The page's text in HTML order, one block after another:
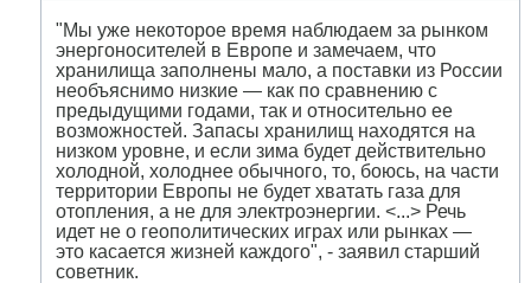
"Мы уже некоторое время наблюдаем за рынком
энергоносителей в Европе и замечаем, что
хранилища заполнены мало, а поставки из России
необъяснимо низкие — как по сравнению с
предыдущими годами, так и относительно ее
возможностей. Запасы хранилищ находятся на
низком уровне, и если зима будет действительно
холодной, холоднее обычного, то, боюсь, на части
территории Европы не будет хватать газа для
отопления, а не для электроэнергии. <...> Речь
идет не о геополитических играх или рынках —
это касается жизней каждого", - заявил старший
советник.